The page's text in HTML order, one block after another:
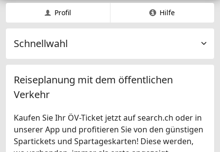
Profil Hilfe
Schnellwahl
Reiseplanung mit dem öffentlichen
Verkehr
Kaufen Sie Ihr ÖV-Ticket jetzt auf search.ch oder in
unserer App und profitieren Sie von den günstigen
Spartickets und Spartageskarten! Diese werden,